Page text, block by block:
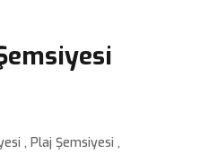
,Plaj Şemsiyesi ,